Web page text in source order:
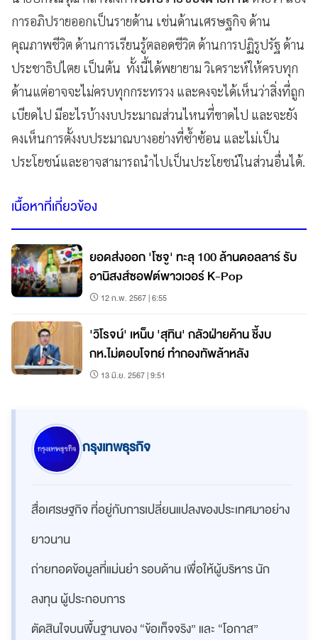
การอภิปรายออกเป็นรายด้าน เช่นด้านเศรษฐกิจ ด้าน
คุณภาพชีวิต ด้านการเรียนรู้ตลอดชีวิต ด้านการปฏิรูปรัฐ ด้าน
ประชาธิปไตย เป็นต้น ทั้งนี้ได้พยายาม วิเคราะห์ให้ครบทุก
ด้านแต่อาจจะไม่ครบทุกกระทรวง และคงจะได้เห็นว่าสิ่งที่ถูก
เบียดไป มีอะไรบ้างงบประมาณส่วนไหนที่ขาดไป และจะยัง
คงเห็นการตั้งงบประมาณบางอย่างที่ซ้ำซ้อน และไม่เป็น
ประโยชน์และอาจสามารถนำไปเป็นประโยชน์ในส่วนอื่นได้.
เนื้อหาที่เกี่ยวข้อง
ยอดส่งออก 'โซจู' ทะลุ 100 ล้านดอลลาร์ รับ
อานิสงส์ซอฟต์พาวเวอร์ K-Pop
12 ก.พ. 2567 | 6:55
'วิโรจน์' เหน็บ 'สุทิน' กลัวฝ่ายค้าน ชี้งบ
กห.ไม่ตอบโจทย์ ทำกองทัพล้าหลัง
13 มิ.ย. 2567 | 9:51
กรุงเทพธุรกิจ
สื่อเศรษฐกิจ ที่อยู่กับการเปลี่ยนแปลงของประเทศมาอย่าง
ยาวนาน
ถ่ายทอดข้อมูลที่แม่นยำ รอบด้าน เพื่อให้ผู้บริหาร นัก
ลงทุน ผู้ประกอบการ
ตัดสินใจบนพื้นฐานของ “ข้อเท็จจริง” และ “โอกาส”